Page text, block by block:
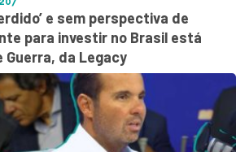
e sem perspectiva de
para investir no Brasil está
Guerra, da Legacy